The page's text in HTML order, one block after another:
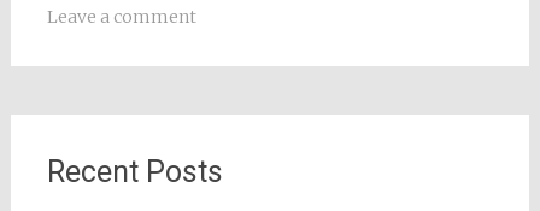
Leave a comment
Recent Posts